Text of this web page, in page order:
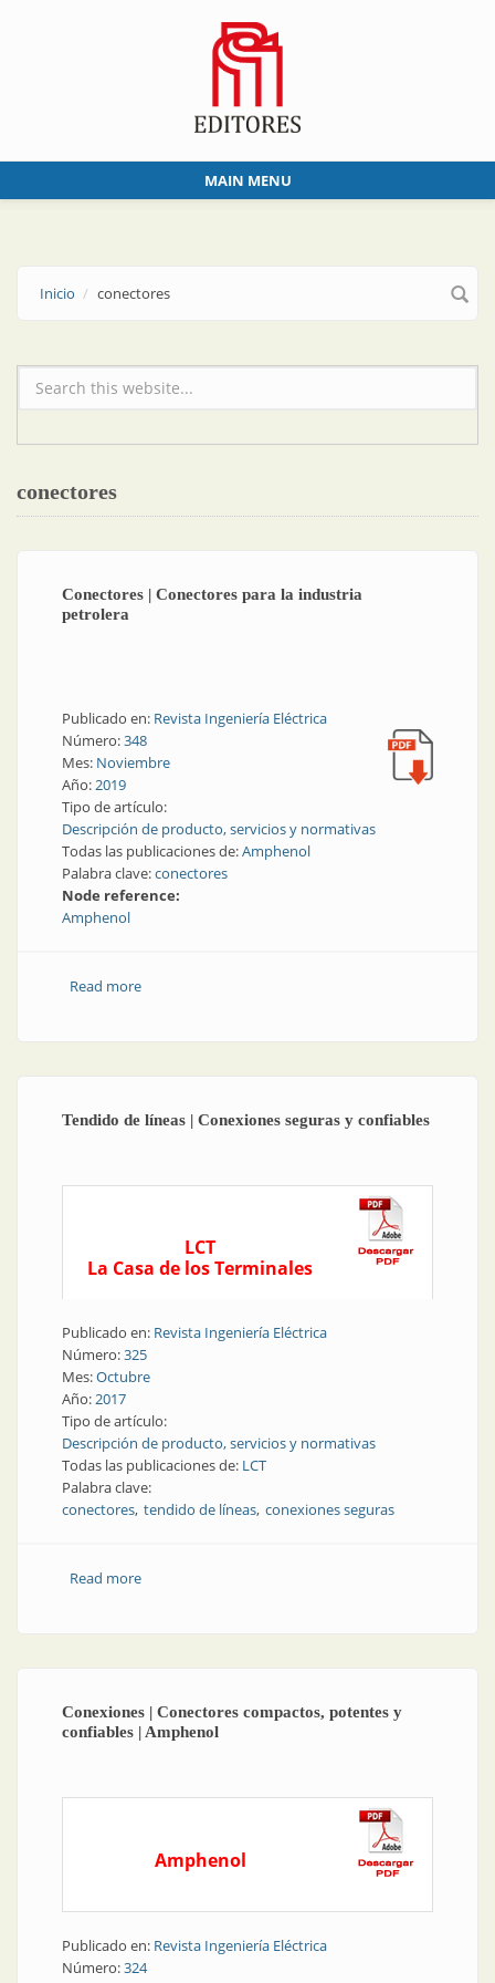
MAIN MENU
Inicio conectores
Formulario de búsqueda
conectores
Conectores | Conectores para la industria
petrolera
Publicado en: Revista Ingeniería Eléctrica
Número:348
Mes: Noviembre
Año:2019
Tipo de artículo:
Descripción de producto, servicios y normativas
Todas las publicaciones de:Amphenol
Palabra clave:conectores
Node reference:
Amphenol
Read moreabout Conectores | Conectores para la industria
Tendido de líneas | Conexiones seguras y confiables
LCT
La Casa de los Terminales
Publicado en: Revista Ingeniería Eléctrica
Número:325
Mes:Octubre
Año:2017
Tipo de artículo:
Descripción de producto, servicios y normativas
Todas las publicaciones de: LCT
Palabra clave:
conectores tendido de líneas conexiones seguras
Read moreabout Tendido de líneas | Conexiones seguras y
Conexiones | Conectores compactos, potentes y
confiables | Amphenol
Amphenol
Publicado en: Revista Ingeniería Eléctrica
Número:324